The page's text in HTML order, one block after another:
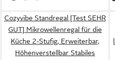
Cozyvibe Standregal [Test SEHR
GUT] Mikrowellenregal für die
Küche 2-Stufig, Erweiterbar,
Höhenverstellbar Stabiles